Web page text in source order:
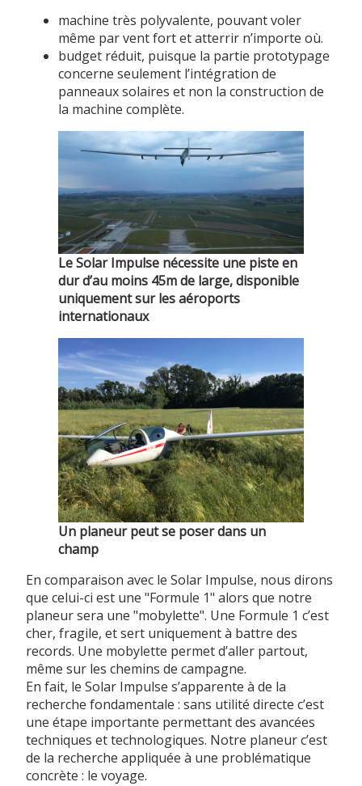
machine très polyvalente, pouvant voler
même par vent fort et atterrir n’importe où.
budget réduit, puisque la partie prototypage
concerne seulement l’intégration de
panneaux solaires et non la construction de
la machine complète.
Le Solar Impulse nécessite une piste en
dur d’au moins 45m de large, disponible
uniquement sur les aéroports
internationaux
Un planeur peut se poser dans un
champ
En comparaison avec le Solar Impulse, nous dirons
que celui-ci est une "Formule 1" alors que notre
planeur sera une "mobylette". Une Formule 1 c’est
cher, fragile, et sert uniquement à battre des
records. Une mobylette permet d’aller partout,
même sur les chemins de campagne.
En fait, le Solar Impulse s’apparente à de la
recherche fondamentale : sans utilité directe c’est
une étape importante permettant des avancées
techniques et technologiques. Notre planeur c’est
de la recherche appliquée à une problématique
concrète : le voyage.